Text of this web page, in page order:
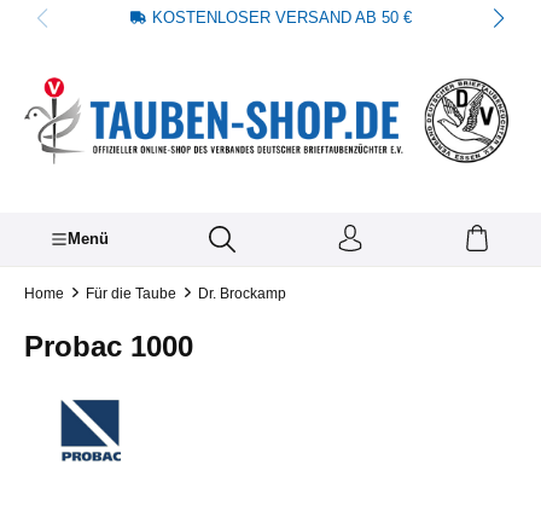
springen KOSTENLOSER VERSAND AB 50 €
Menü
Home Für die Taube Dr. Brockamp
Probac 1000